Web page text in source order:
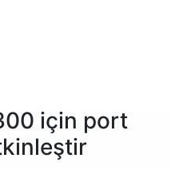
için port